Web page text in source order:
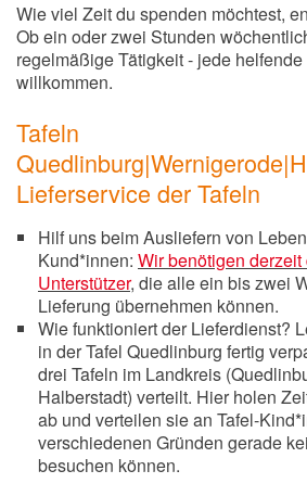
Wie viel Zeit du spenden möchtest,
Ob ein oder zwei Stunden
regelmäßige Tätigkeit - jede
willkommen.
Tafeln
Lieferservice der Tafeln
Hilf uns beim Ausliefern von
Kund*innen: Wir benötigen derzeit
Unterstützer, die alle ein bis zwei
Lieferung übernehmen können.
Wie funktioniert der Lieferdienst?
in der Tafel Quedlinburg fertig
drei Tafeln im Landkreis
Halberstadt) verteilt. Hier holen
ab und verteilen sie an Tafel-
verschiedenen Gründen gerade
besuchen können.